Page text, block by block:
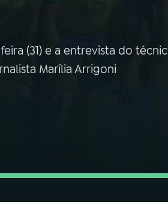
(31) e a entrevista do
Marília Arrigoni